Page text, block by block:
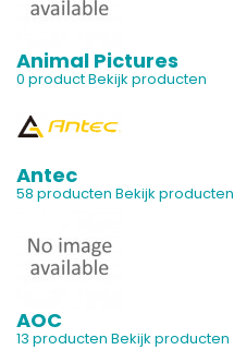
Animal Pictures
0 productBekijk producten
Antec
58 producten Bekijk producten
AOC
13 producten Bekijk producten